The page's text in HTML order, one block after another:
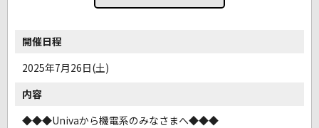
開催日程
2025年7月26日(土)
内容
◆◆◆Univaから機電系のみなさまへ◆◆◆